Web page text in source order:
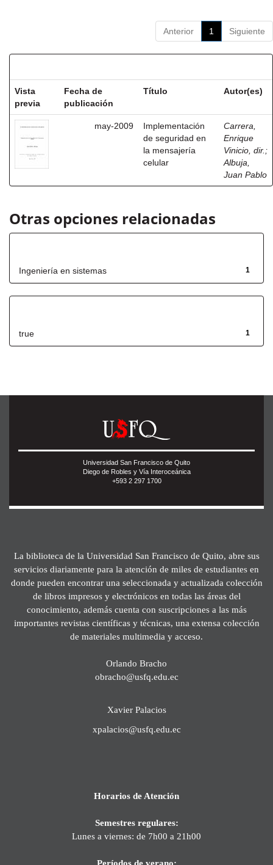
Anterior 1 Siguiente
Vista
previa
Fecha de
publicación
Título Autor(es)
may-2009
Implementación
de seguridad en
la mensajería
celular
Carrera,
Enrique
Vinicio, dir. ;
Albuja,
Juan Pablo
Otras opciones relacionadas
1
Ingeniería en sistemas
1
true
Universidad San Francisco de Quito
Diego de Robles y Vía Interoceánica
+593 2 297 1700
La biblioteca de la Universidad San Francisco de Quito, abre sus
servicios diariamente para la atención de miles de estudiantes en
donde pueden encontrar una seleccionada y actualizada colección
de libros impresos y electrónicos en todas las áreas del
conocimiento, además cuenta con suscripciones a las más
importantes revistas científicas y técnicas, una extensa colección
de materiales multimedia y acceso.
Orlando Bracho
obracho@usfq.edu.ec
Xavier Palacios
xpalacios@usfq.edu.ec
Horarios de Atención
Semestres regulares:
Lunes a viernes: de 7h00 a 21h00
Períodos de verano: